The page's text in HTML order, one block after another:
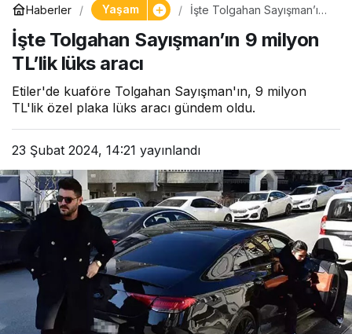
Haberler Yaşam
İşte Tolgahan Sayışman’ın
İşte Tolgahan Sayışman’ın 9 milyon
TL’lik lüks aracı
Etiler'de kuaföre Tolgahan Sayışman'ın, 9 milyon
TL'lik özel plaka lüks aracı gündem oldu.
23 Şubat 2024, 14:21 yayınlandı